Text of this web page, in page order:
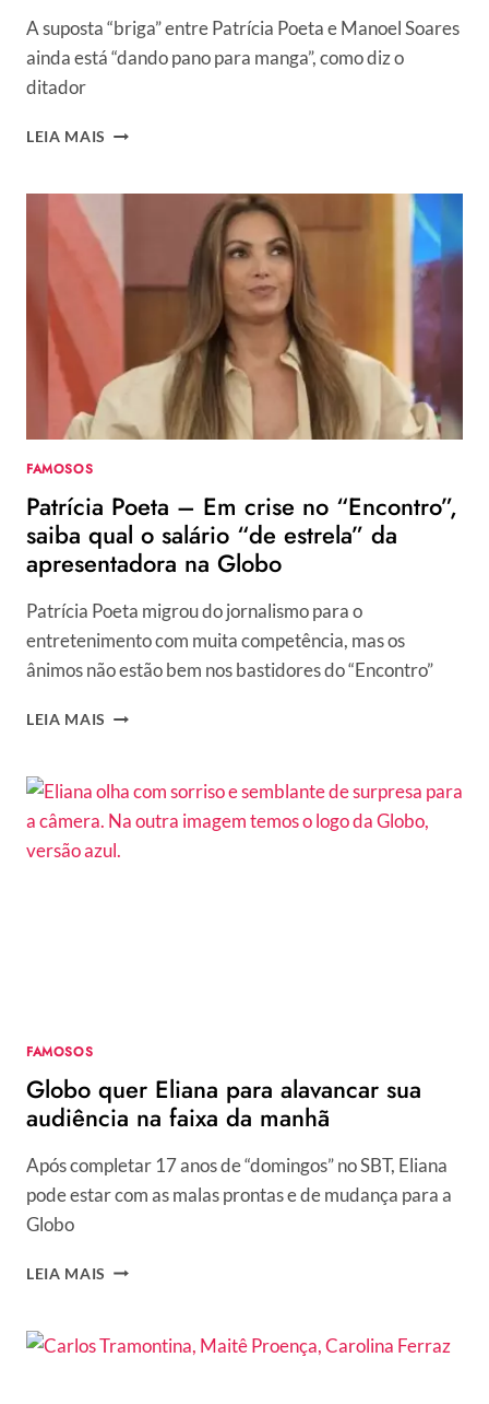
A suposta “briga” entre Patrícia Poeta e Manoel Soares
ainda está “dando pano para manga”, como diz o
ditador
LEIA MAIS MANOEL
MANIFESTA
COM
PATRÍCIA
DETALHE
CHAMA
ATENÇÃO:
“NÃO
FAMOSOS
Patrícia Poeta – Em crise no “Encontro”,
saiba qual o salário “de estrela” da
apresentadora na Globo
Patrícia Poeta migrou do jornalismo para o
entretenimento com muita competência, mas os
ânimos não estão bem nos bastidores do “Encontro”
LEIA MAIS PATRÍCIA
EM
NO
“ENCONTRO”,
GLOBO
FAMOSOS
Globo quer Eliana para alavancar sua
audiência na faixa da manhã
Após completar 17 anos de “domingos” no SBT, Eliana
pode estar com as malas prontas e de mudança para a
Globo
LEIA MAIS GLOBO
PARA
ALAVANCAR